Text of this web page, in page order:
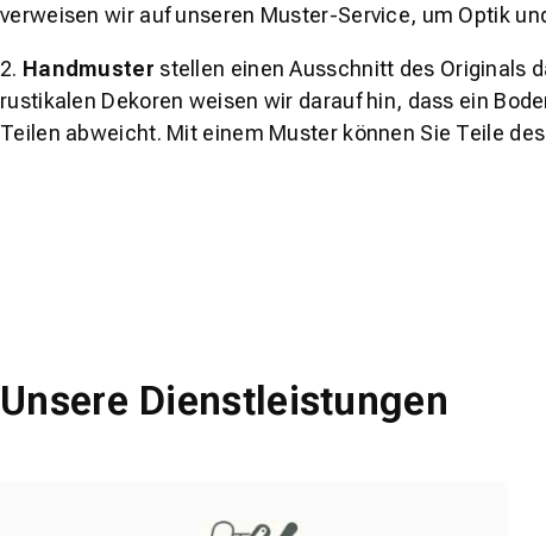
verweisen wir auf unseren Muster-Service, um Optik
2. Handmuster stellen einen Ausschnitt des Originals
rustikalen Dekoren weisen wir darauf hin, dass ein
Teilen abweicht. Mit einem Muster können Sie Teile
Unsere Dienstleistungen